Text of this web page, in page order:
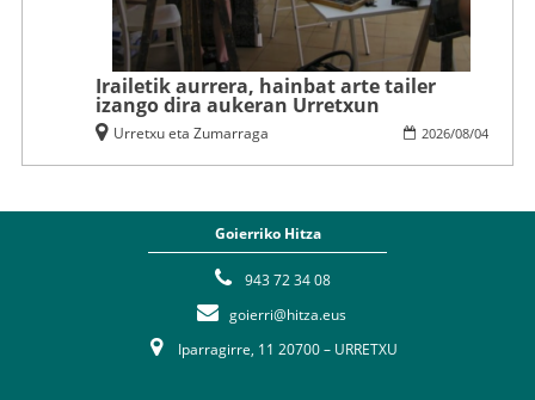
Irailetik aurrera, hainbat arte tailer
izango dira aukeran Urretxun
2026/08/04
Urretxu eta Zumarraga
Goierriko Hitza
943 72 34 08
goierri@hitza.eus
Iparragirre, 11 20700 – URRETXU